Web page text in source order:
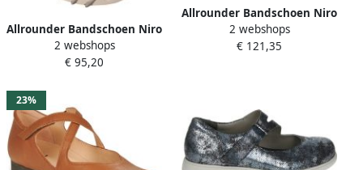
Allrounder Bandschoen Niro
Nimbus Cloud Lichtgrijs
2 webshops
€ 95,20
Allrounder Bandschoen Niro
Ciment Grijs
2 webshops
€ 121,35
23%